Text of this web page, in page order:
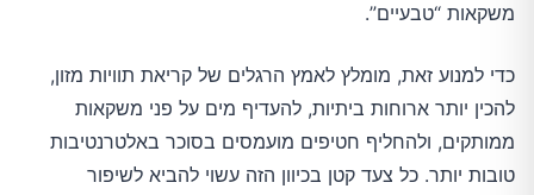
משקאות “טבעיים”.
כדי למנוע זאת, מומלץ לאמץ הרגלים של קריאת תוויות מזון,
להכין יותר ארוחות ביתיות, להעדיף מים על פני משקאות
ממותקים, ולהחליף חטיפים מועמסים בסוכר באלטרנטיבות
טובות יותר. כל צעד קטן בכיוון הזה עשוי להביא לשיפור